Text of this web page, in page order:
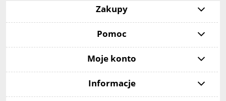
Zakupy
Pomoc
Moje konto
Informacje